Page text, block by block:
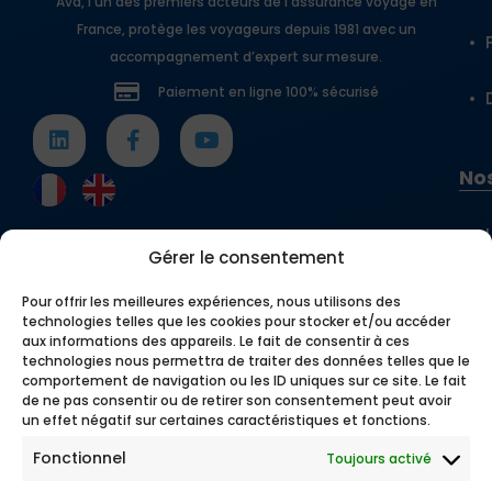
Gérer le consentement
Pour offrir les meilleures expériences, nous utilisons des
technologies telles que les cookies pour stocker et/ou accéder
aux informations des appareils. Le fait de consentir à ces
technologies nous permettra de traiter des données telles que le
comportement de navigation ou les ID uniques sur ce site. Le fait
de ne pas consentir ou de retirer son consentement peut avoir
un effet négatif sur certaines caractéristiques et fonctions.
Fonctionnel Toujours activé
Ava, l’un des premiers acteurs de l’assurance voyage en
France, protège les voyageurs depuis 1981 avec un
accompagnement d’expert sur mesure.
Paiement en ligne 100% sécurisé